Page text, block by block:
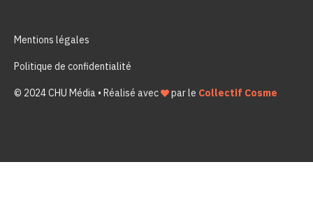
Mentions légales
Politique de confidentialité
© 2024 CHU Média • Réalisé avec par le Collectif Cosme